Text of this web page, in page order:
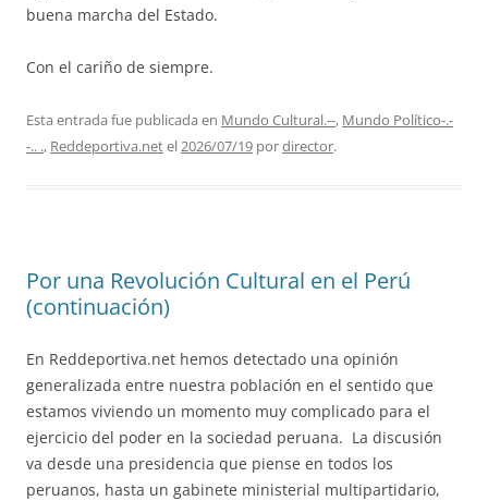
buena marcha del Estado.
Con el cariño de siempre.
Esta entrada fue publicada en Mundo Cultural.--, Mundo Político-.-
-.. ., Reddeportiva.netel2026/07/19 pordirector.
Por una Revolución Cultural en el Perú
(continuación)
En Reddeportiva.net hemos detectado una opinión
generalizada entre nuestra población en el sentido que
estamos viviendo un momento muy complicado para el
ejercicio del poder en la sociedad peruana. La discusión
va desde una presidencia que piense en todos los
peruanos, hasta un gabinete ministerial multipartidario,